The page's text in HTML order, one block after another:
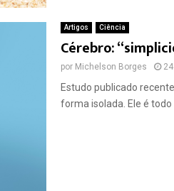
Artigos Ciência
Cérebro:
por Michelson Borges
Estudo publicado
forma isolada. Ele é todo